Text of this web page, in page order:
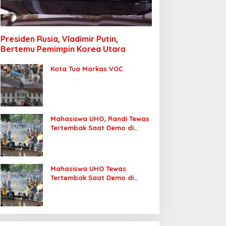
Presiden Rusia, Vladimir Putin,
Bertemu Pemimpin Korea Utara
Kota Tua Markas VOC
Mahasiswa UHO, Randi Tewas
Tertembak Saat Demo di
Mahasiswa UHO Tewas
Tertembak Saat Demo di